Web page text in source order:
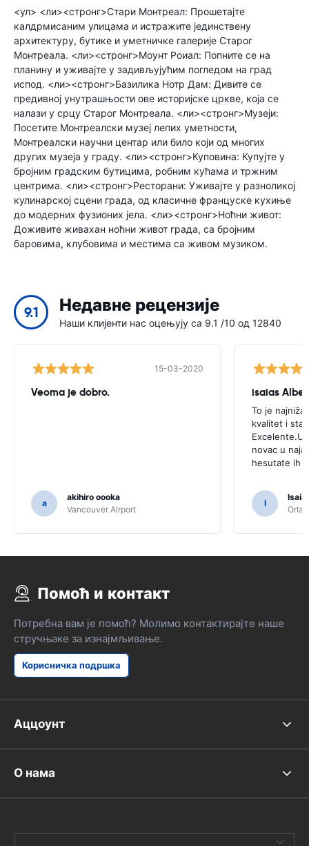
<ул> <ли><стронг>Стари Монтреал: Прошетајте
калдрмисаним улицама и истражите јединствену
архитектуру, бутике и уметничке галерије Старог
Монтреала. <ли><стронг>Моунт Роиал: Попните се на
планину и уживајте у задивљујућим погледом на град
испод. <ли><стронг>Базилика Нотр Дам: Дивите се
предивној унутрашњости ове историјске цркве, која се
налази у срцу Старог Монтреала. <ли><стронг>Музеји:
Посетите Монтреалски музеј лепих уметности,
Монтреалски научни центар или било који од многих
других музеја у граду. <ли><стронг>Куповина: Купујте у
бројним градским бутицима, робним кућама и тржним
центрима. <ли><стронг>Ресторани: Уживајте у разноликој
кулинарској сцени града, од класичне француске кухиње
до модерних фузионих јела. <ли><стронг>Ноћни живот:
Доживите живахан ноћни живот града, са бројним
баровима, клубовима и местима са живом музиком.
9.1 Недавне рецензије
Наши клијенти нас оцењују са 9.1 /10 од 12840
15-03-2020
Veoma je dobro.
a
akihiro oooka
Vancouver Airport
isaias
To je najniža
kvalitet i
novac u
hesutate ih
I
Помоћ и контакт
Потребна вам је помоћ? Молимо контактирајте наше
стручњаке за изнајмљивање.
Корисничка подршка
Аццоунт
О нама